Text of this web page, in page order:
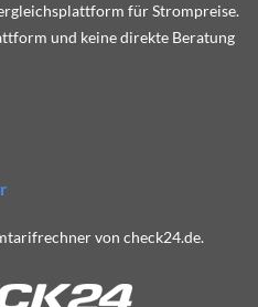
für Strompreise.
und keine direkte Beratung
von check24.de.